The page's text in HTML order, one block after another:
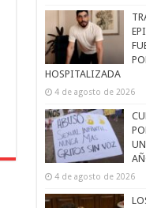
HOSPITALIZADA
4 de agosto de 2026
4 de agosto de 2026